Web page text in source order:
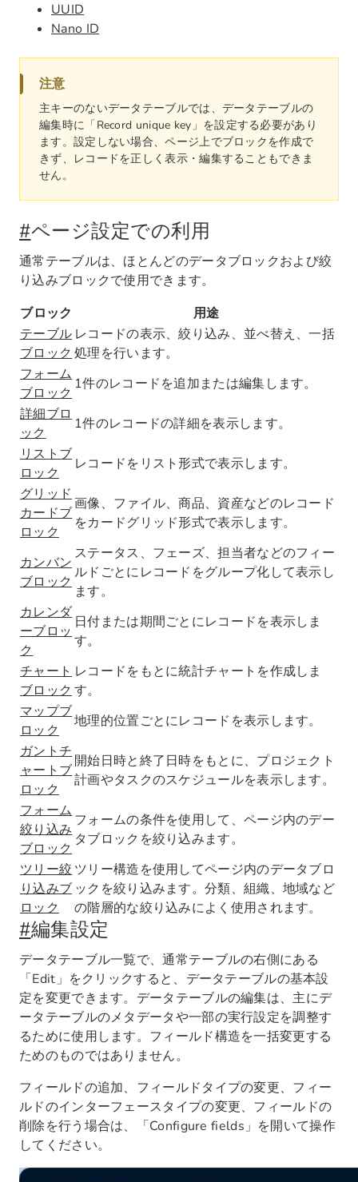
UUID
Nano ID
注意
主キーのないデータテーブルでは、データテーブルの
編集時に「Record unique key」を設定する必要があり
ます。設定しない場合、ページ上でブロックを作成で
きず、レコードを正しく表示・編集することもできま
せん。
#ページ設定での利用
通常テーブルは、ほとんどのデータブロックおよび絞
り込みブロックで使用できます。
ブロック
用途
テーブル
ブロック
レコードの表示、絞り込み、並べ替え、一括
処理を行います。
フォーム
ブロック
1件のレコードを追加または編集します。
詳細ブロ
ック
1件のレコードの詳細を表示します。
リストブ
ロック
レコードをリスト形式で表示します。
グリッド
カードブ
ロック
画像、ファイル、商品、資産などのレコード
をカードグリッド形式で表示します。
カンバン
ブロック
ステータス、フェーズ、担当者などのフィー
ルドごとにレコードをグループ化して表示し
ます。
カレンダ
ーブロッ
ク
日付または期間ごとにレコードを表示しま
す。
チャート
ブロック
レコードをもとに統計チャートを作成しま
す。
マップブ
ロック
地理的位置ごとにレコードを表示します。
ガントチ
ャートブ
ロック
開始日時と終了日時をもとに、プロジェクト
計画やタスクのスケジュールを表示します。
フォーム
絞り込み
ブロック
フォームの条件を使用して、ページ内のデー
タブロックを絞り込みます。
ツリー絞
り込みブ
ロック
ツリー構造を使用してページ内のデータブロ
ックを絞り込みます。分類、組織、地域など
の階層的な絞り込みによく使用されます。
#編集設定
データテーブル一覧で、通常テーブルの右側にある
「Edit」をクリックすると、データテーブルの基本設
定を変更できます。データテーブルの編集は、主にデ
ータテーブルのメタデータや一部の実行設定を調整す
るために使用します。フィールド構造を一括変更する
ためのものではありません。
フィールドの追加、フィールドタイプの変更、フィー
ルドのインターフェースタイプの変更、フィールドの
削除を行う場合は、「Configure fields」を開いて操作
してください。